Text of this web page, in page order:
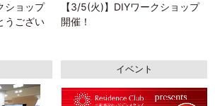
ショップ
うござい
【3/5(火)】DIYワークショップ
開催！
イベント